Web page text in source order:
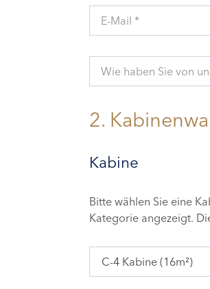
E-Mail *
Wie haben Sie von
2.
Kabine
Bitte wählen Sie eine
Kategorie angezeigt.
C-4 Kabine (16m²)